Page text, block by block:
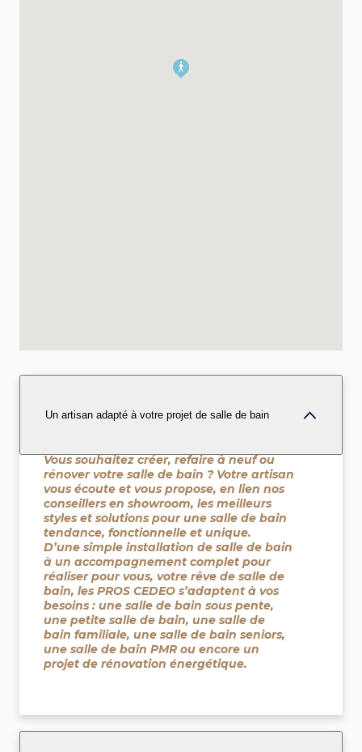
Un artisan adapté à votre projet de salle de bain
Vous souhaitez créer, refaire à neuf ou
rénover votre salle de bain ? Votre artisan
vous écoute et vous propose, en lien nos
conseillers en showroom, les meilleurs
styles et solutions pour une salle de bain
tendance, fonctionnelle et unique.
D’une simple installation de salle de bain
à un accompagnement complet pour
réaliser pour vous, votre rêve de salle de
bain, les PROS CEDEO s’adaptent à vos
besoins : une salle de bain sous pente,
une petite salle de bain, une salle de
bain familiale, une salle de bain seniors,
une salle de bain PMR ou encore un
projet de rénovation énergétique.